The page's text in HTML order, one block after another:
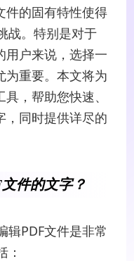
件的固有特性使得
战。特别是对于
用户来说，选择一
为重要。本文将为
，帮助您快速、
，同时提供详尽的
件的文字？
辑PDF文件是非常
：